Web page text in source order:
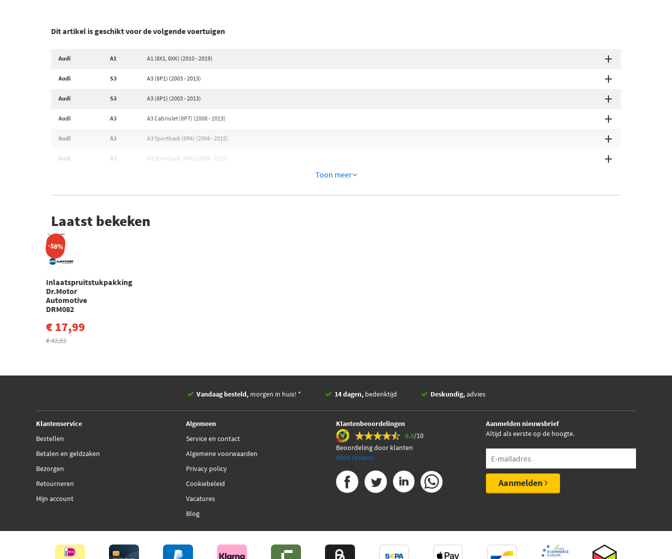
Dit artikel is geschikt voor de volgende voertuigen
Audi A1 A1 (8X1, 8XK) (2010 - 2019)
Audi S3 A3 (8P1) (2003 - 2013)
Audi S3 A3 (8P1) (2003 - 2013)
Audi A3 A3 Cabriolet (8P7) (2008 - 2013)
Audi A3 A3 Sportback (8PA) (2004 - 2015)
Audi A3 A3 Sportback (8PA) (2004 - 2015)
Toon meer
Laatst bekeken
-58%
Inlaatspruitstukpakking
Dr.Motor
Automotive
DRM082
€ 17,99
€ 42,82
Vandaag besteld, morgen in huis! * 14 dagen, bedenktijd Deskundig,advies
Klantenservice
Bestellen
Betalen en geldzaken
Bezorgen
Retourneren
Mijn account
Algemeen
Service en contact
Algemene voorwaarden
Privacy policy
Cookiebeleid
Vacatures
Blog
Klantenbeoordelingen
8.8/10
Beoordeling door klanten
6664 reviews
Aanmelden nieuwsbrief
Altijd als eerste op de hoogte.
Aanmelden